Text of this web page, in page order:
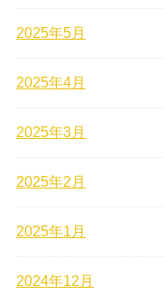
2025年5月
2025年4月
2025年3月
2025年2月
2025年1月
2024年12月